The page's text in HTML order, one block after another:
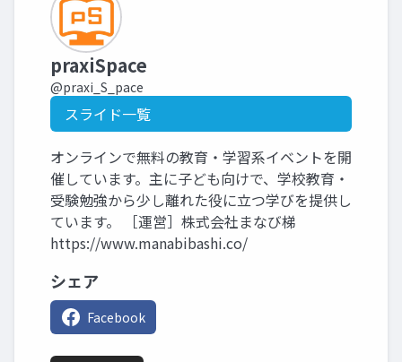
praxiSpace
@praxi_S_pace
スライド一覧
オンラインで無料の教育・学習系イベントを開
催しています。主に子ども向けで、学校教育・
受験勉強から少し離れた役に立つ学びを提供し
ています。 ［運営］株式会社まなび梯
https://www.manabibashi.co/
シェア
Facebook